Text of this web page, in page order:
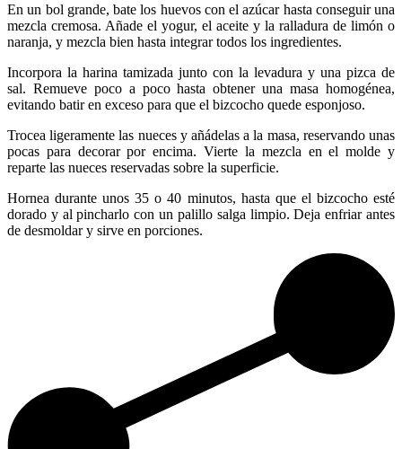
En un bol grande, bate los huevos con el azúcar hasta conseguir una
mezcla cremosa. Añade el yogur, el aceite y la ralladura de limón o
naranja, y mezcla bien hasta integrar todos los ingredientes.
Incorpora la harina tamizada junto con la levadura y una pizca de
sal. Remueve poco a poco hasta obtener una masa homogénea,
evitando batir en exceso para que el bizcocho quede esponjoso.
Trocea ligeramente las nueces y añádelas a la masa, reservando unas
pocas para decorar por encima. Vierte la mezcla en el molde y
reparte las nueces reservadas sobre la superficie.
Hornea durante unos 35 o 40 minutos, hasta que el bizcocho esté
dorado y al pincharlo con un palillo salga limpio. Deja enfriar antes
de desmoldar y sirve en porciones.